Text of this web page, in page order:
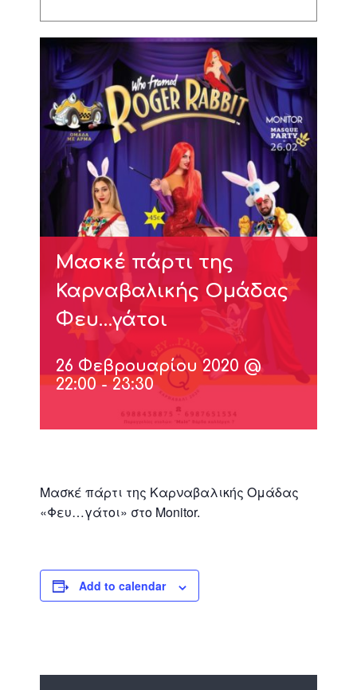
Μασκέ πάρτι της
Καρναβαλικής Ομάδας
Φευ…γάτοι
26 Φεβρουαρίου 2020 @
22:00-23:30
Μασκέ πάρτι της Καρναβαλικής Ομάδας
«Φευ…γάτοι» στο Monitor.
Add to calendar